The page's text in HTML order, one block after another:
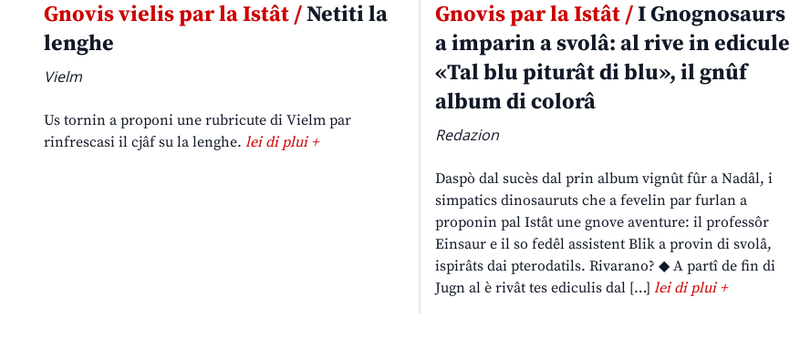
Gnovis vielis par la Istât /Netiti la
lenghe
Vielm
Us tornin a proponi une rubricute di Vielm par
rinfrescasi il cjâf su la lenghe. lei di plui +
Gnovis par la Istât /I Gnognosaurs
a imparin a svolâ: al rive in edicule
«Tal blu piturât di blu», il gnûf
album di colorâ
Redazion
Daspò dal sucès dal prin album vignût fûr a Nadâl, i
simpatics dinosauruts che a fevelin par furlan a
proponin pal Istât une gnove aventure: il professôr
Einsaur e il so fedêl assistent Blik a provin di svolâ,
ispirâts dai pterodatils. Rivarano? ◆ A partî de fin di
Jugn al è rivât tes ediculis dal […] lei di plui +